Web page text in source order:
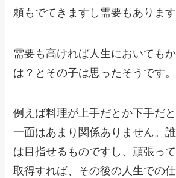
頼もでてきますし需要もあります
需要も高ければ人生においても
は？とその子は思ったそうです。
例えば料理が上手だとか下手だ
一面はあまり関係ありません。
は目指せるものですし、頑張っ
取得すれば、その後の人生での仕